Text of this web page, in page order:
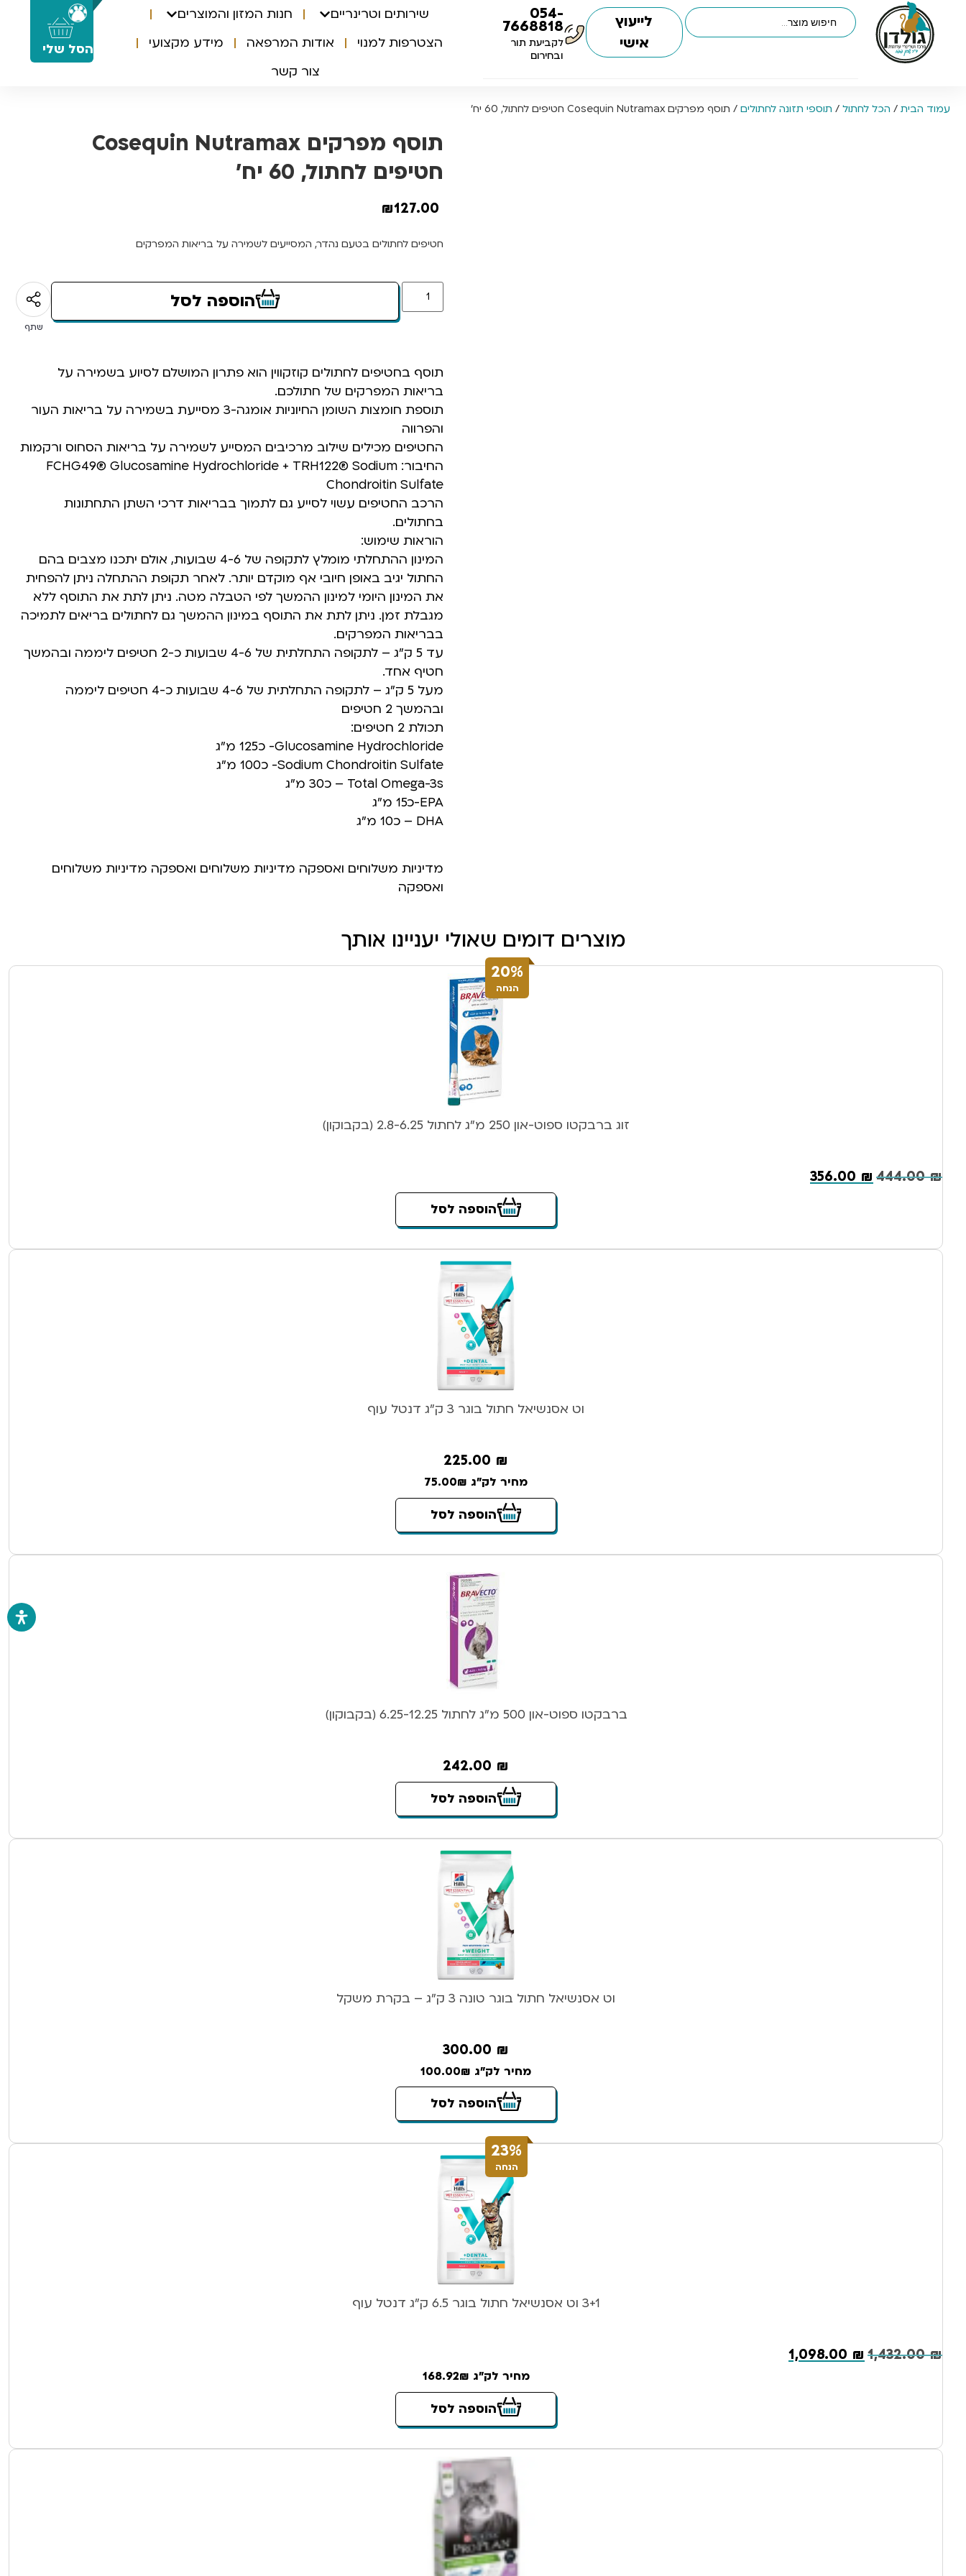
0
הסל שלי
054-
7668818
לקביעת תור
ובחירום
לייעוץ
אישי
שירותים וטרינריים
חנות המזון והמוצרים
הצטרפות למנוי
אודות המרפאה
מידע מקצועי
צור קשר
עמוד הבית / הכל לחתול / תוספי תזונה לחתולים / תוסף מפרקים Cosequin Nutramax חטיפים לחתול, 60 יח’
תוסף מפרקים Cosequin Nutramax
חטיפים לחתול, 60 יח’
127.00
₪
חטיפים לחתולים בטעם נהדר, המסייעים לשמירה על בריאות המפרקים
הוספה לסל
שתף
תוסף בחטיפים לחתולים קוזקווין הוא פתרון המושלם לסיוע בשמירה על
בריאות המפרקים של חתולכם.
תוספת חומצות השומן החיוניות אומגה-3 מסייעת בשמירה על בריאות העור
והפרווה
החטיפים מכילים שילוב מרכיבים המסייע לשמירה על בריאות הסחוס ורקמות
החיבור: FCHG49® Glucosamine Hydrochloride + TRH122® Sodium
Chondroitin Sulfate
הרכב החטיפים עשוי לסייע גם לתמוך בבריאות דרכי השתן התחתונות
בחתולים.
הוראות שימוש:
המינון ההתחלתי מומלץ לתקופה של 4-6 שבועות, אולם יתכנו מצבים בהם
החתול יגיב באופן חיובי אף מוקדם יותר. לאחר תקופת ההתחלה ניתן להפחית
את המינון היומי למינון ההמשך לפי הטבלה מטה. ניתן לתת את התוסף ללא
מגבלת זמן. ניתן לתת את התוסף במינון ההמשך גם לחתולים בריאים לתמיכה
בבריאות המפרקים.
עד 5 ק”ג – לתקופה התחלתית של 4-6 שבועות כ-2 חטיפים ליממה ובהמשך
חטיף אחד.
מעל 5 ק”ג – לתקופה התחלתית של 4-6 שבועות כ-4 חטיפים ליממה
ובהמשך 2 חטיפים
תכולת 2 חטיפים:
Glucosamine Hydrochloride- כ125 מ”ג
Sodium Chondroitin Sulfate- כ100 מ”ג
Total Omega-3s – כ30 מ”ג
EPA-כ15 מ”ג
DHA – כ10 מ”ג
מדיניות משלוחים ואספקה מדיניות משלוחים ואספקה מדיניות משלוחים
ואספקה
מוצרים דומים שאולי יעניינו אותך
20%
הנחה
זוג ברבקטו ספוט-און 250 מ”ג לחתול 2.8-6.25 (בקבוקון)
444.00₪
356.00 ₪
הוספה לסל
וט אסנשיאל חתול בוגר 3 ק”ג דנטל עוף
225.00 ₪
מחיר לק"ג 75.00₪
הוספה לסל
ברבקטו ספוט-און 500 מ”ג לחתול 6.25-12.25 (בקבוקון)
242.00 ₪
הוספה לסל
וט אסנשיאל חתול בוגר טונה 3 ק”ג – בקרת משקל
300.00 ₪
מחיר לק"ג 100.00₪
הוספה לסל
23%
הנחה
3+1 וט אסנשיאל חתול בוגר 6.5 ק”ג דנטל עוף
1,432.00₪
1,098.00 ₪
מחיר לק"ג 168.92₪
הוספה לסל